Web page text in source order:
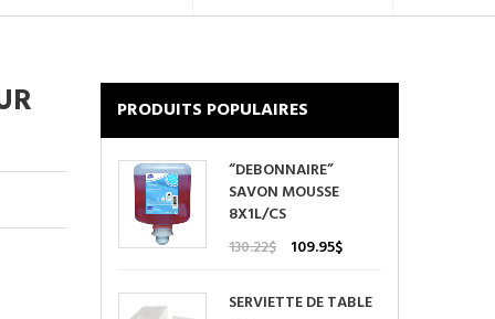
PRODUITS POPULAIRES
“DEBONNAIRE”
SAVON MOUSSE
8X1L/CS
130.22$
Le
initial
était :
109.95$Le
actuel
est :
SERVIETTE DE TABLE